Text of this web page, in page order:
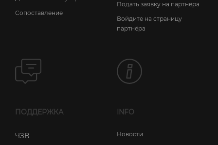
Сопоставление
Подать заявку на партнёра
Войдите на страницу
партнёра
ПОДДЕРЖКА
ЧЗВ
INFO
Новости